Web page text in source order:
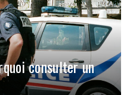
consulter un